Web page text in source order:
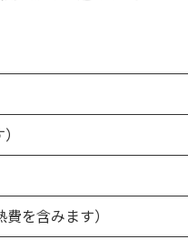
を含みます）